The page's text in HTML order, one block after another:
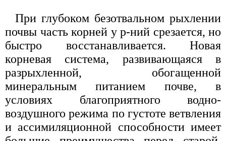
При глубоком безотвальном рыхлении
почвы часть корней у р-ний срезается, но
быстро восстанавливается. Новая
корневая система, развивающаяся в
разрыхленной, обогащенной
минеральным питанием почве, в
условиях благоприятного водно-
воздушного режима по густоте ветвления
и ассимиляционной способности имеет